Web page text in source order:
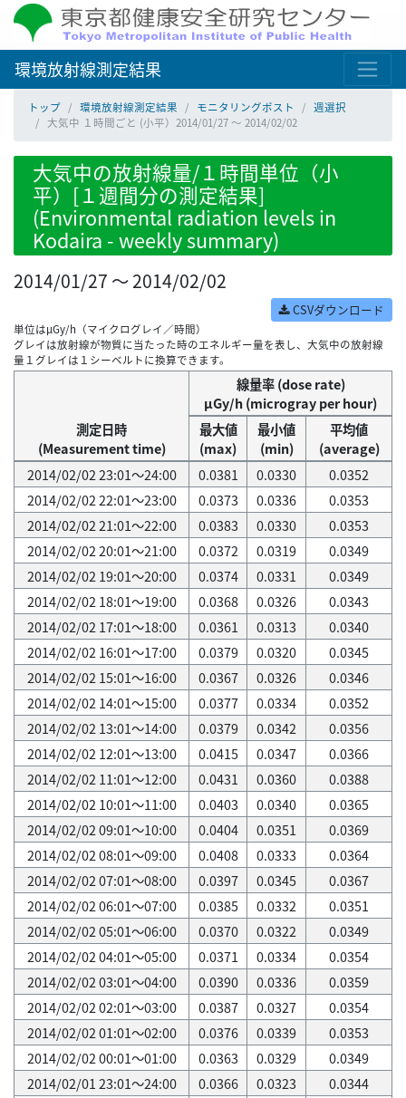
環境放射線測定結果
トップ 環境放射線測定結果 モニタリングポスト
週選択
大気中 １時間ごと (小平）2014/01/27 ～ 2014/02/02
大気中の放射線量/１時間単位（小
平）[１週間分の測定結果]
(Environmental radiation levels in
Kodaira - weekly summary)
2014/01/27 ～ 2014/02/02
CSVダウンロード
単位はμGy/h（マイクログレイ／時間）
グレイは放射線が物質に当たった時のエネルギー量を表し、大気中の放射線
量１グレイは１シーベルトに換算できます。
測定日時
(Measurement time)
線量率 (dose rate)
μGy/h (microgray per hour)
最大値
(max)
最小値
(min)
平均値
(average)
2014/02/02 23:01～24:00
0.0381 0.0330
0.0352
2014/02/02 22:01～23:00
0.0373 0.0336
0.0353
2014/02/02 21:01～22:00
0.0383 0.0330
0.0353
2014/02/02 20:01～21:00
0.0372 0.0319
0.0349
2014/02/02 19:01～20:00
0.0374 0.0331
0.0349
2014/02/02 18:01～19:00
0.0368 0.0326
0.0343
2014/02/02 17:01～18:00
0.0361 0.0313
0.0340
2014/02/02 16:01～17:00
0.0379 0.0320
0.0345
2014/02/02 15:01～16:00
0.0367 0.0326
0.0346
2014/02/02 14:01～15:00
0.0377 0.0334
0.0352
2014/02/02 13:01～14:00
0.0379 0.0342
0.0356
2014/02/02 12:01～13:00
0.0415 0.0347
0.0366
2014/02/02 11:01～12:00
0.0431 0.0360
0.0388
2014/02/02 10:01～11:00
0.0403 0.0340
0.0365
2014/02/02 09:01～10:00
0.0404 0.0351
0.0369
2014/02/02 08:01～09:00
0.0408 0.0333
0.0364
2014/02/02 07:01～08:00
0.0397 0.0345
0.0367
2014/02/02 06:01～07:00
0.0385 0.0332
0.0351
2014/02/02 05:01～06:00
0.0370 0.0322
0.0349
2014/02/02 04:01～05:00
0.0371 0.0334
0.0354
2014/02/02 03:01～04:00
0.0390 0.0336
0.0359
2014/02/02 02:01～03:00
0.0387 0.0327
0.0354
2014/02/02 01:01～02:00
0.0376 0.0339
0.0353
2014/02/02 00:01～01:00
0.0363 0.0329
0.0349
2014/02/01 23:01～24:00
0.0366 0.0323
0.0344